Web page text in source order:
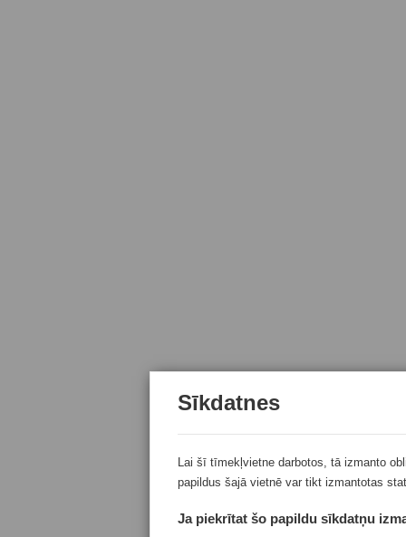
Sīkdatnes
Lai šī tīmekļvietne darbotos, tā izmanto
papildus šajā vietnē var tikt izmantotas
Ja piekrītat šo papildu sīkdatņu